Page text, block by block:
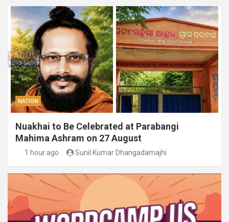
NATION
Nuakhai to Be Celebrated at Parabangi
Mahima Ashram on 27 August
1 hour ago Sunil Kumar Dhangadamajhi